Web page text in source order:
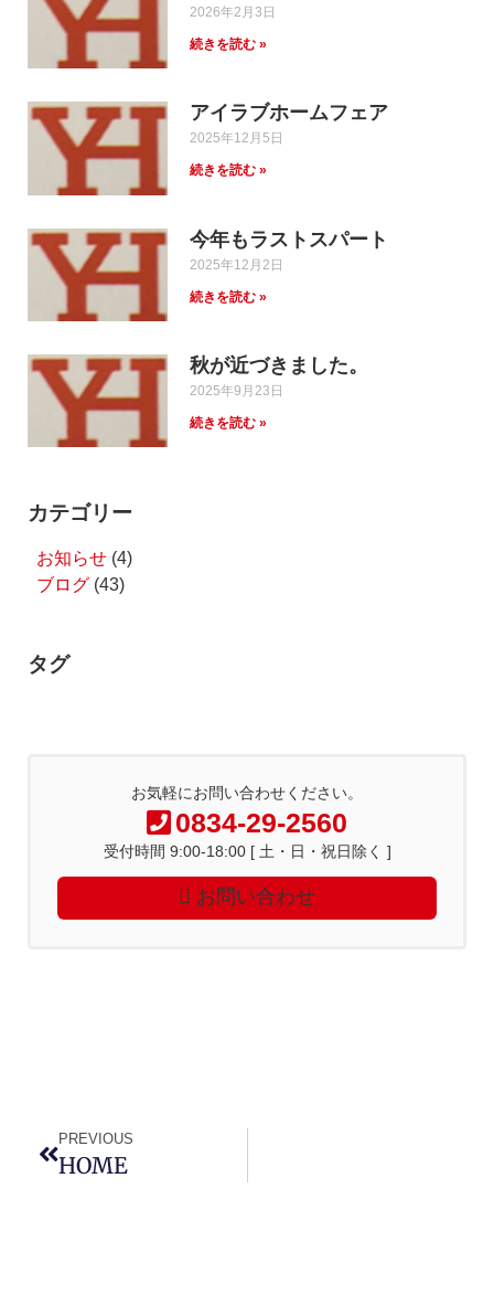
2026年2月3日
続きを読む »
アイラブホームフェア
2025年12月5日
続きを読む »
今年もラストスパート
2025年12月2日
続きを読む »
秋が近づきました。
2025年9月23日
続きを読む »
カテゴリー
お知らせ (4)
ブログ (43)
タグ
お気軽にお問い合わせください。
0834-29-2560
受付時間 9:00-18:00 [ 土・日・祝日除く ]
お問い合わせ
PREVIOUS
HOME